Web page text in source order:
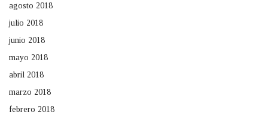
agosto 2018
julio 2018
junio 2018
mayo 2018
abril 2018
marzo 2018
febrero 2018